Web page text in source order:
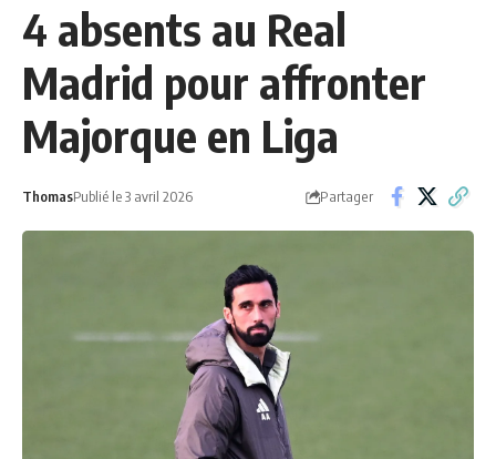
4 absents au Real
Madrid pour affronter
Majorque en Liga
ThomasPublié le 3 avril 2026 Partager